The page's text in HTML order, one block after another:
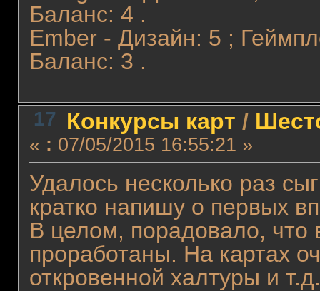
Баланс: 4 .
Ember - Дизайн: 5 ;
Баланс: 3 .
17 Конкурсы карт /
« : 07/05/2015 16:55:21 »
Удалось несколько раз
кратко напишу о первых
В целом, порадовало, что
проработаны. На картах
откровенной халтуры и